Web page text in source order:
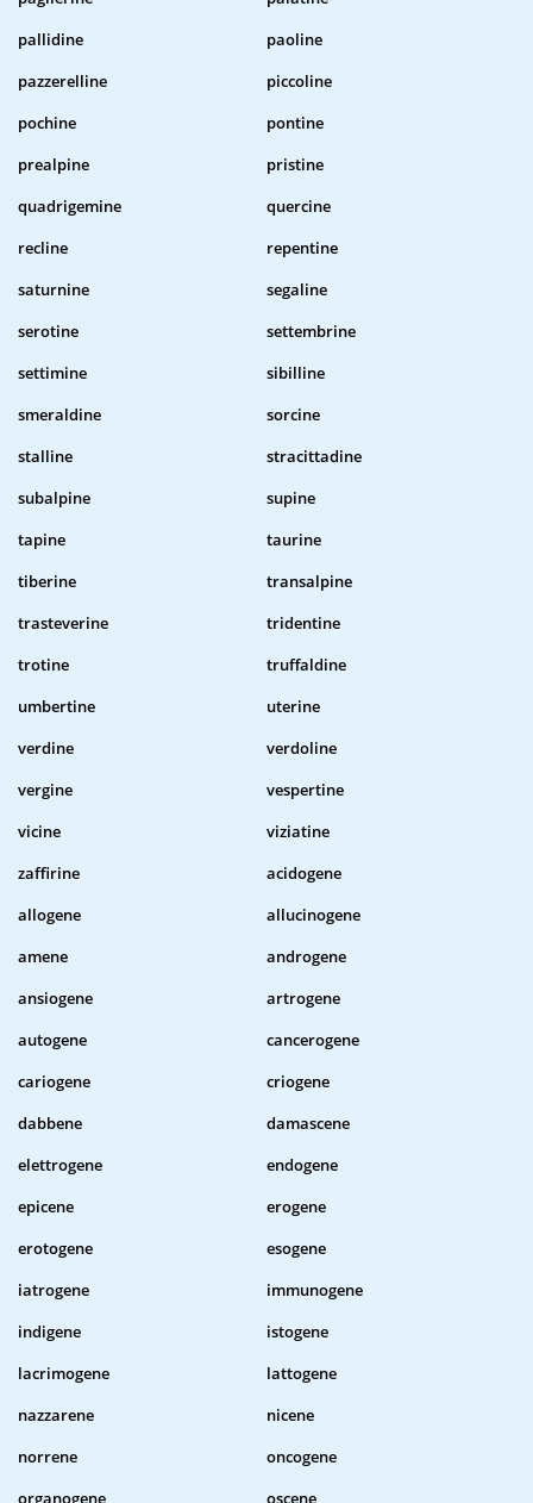
pallidine
paoline
pazzerelline
piccoline
pochine
pontine
prealpine
pristine
quadrigemine
quercine
recline
repentine
saturnine
segaline
serotine
settembrine
settimine
sibilline
smeraldine
sorcine
stalline
stracittadine
subalpine
supine
tapine
taurine
tiberine
transalpine
trasteverine
tridentine
trotine
truffaldine
umbertine
uterine
verdine
verdoline
vergine
vespertine
vicine
viziatine
zaffirine
acidogene
allogene
allucinogene
amene
androgene
ansiogene
artrogene
autogene
cancerogene
cariogene
criogene
dabbene
damascene
elettrogene
endogene
epicene
erogene
erotogene
esogene
iatrogene
immunogene
indigene
istogene
lacrimogene
lattogene
nazzarene
nicene
norrene
oncogene
organogene
oscene